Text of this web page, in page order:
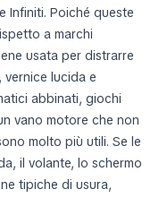
Infiniti. Poiché queste
a marchi
usata per distrarre
lucida e
abbinati, giochi
vano motore che non
molto più utili. Se le
il volante, lo schermo
tipiche di usura,